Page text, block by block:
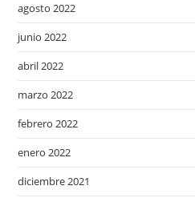
agosto 2022
junio 2022
abril 2022
marzo 2022
febrero 2022
enero 2022
diciembre 2021